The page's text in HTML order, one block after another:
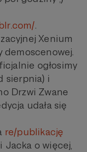
.
Xenium
demoscenowej.
ogłosimy
sierpnia) i
Drzwi Zwane
udała się
re/publikację
Jacka o więcej,